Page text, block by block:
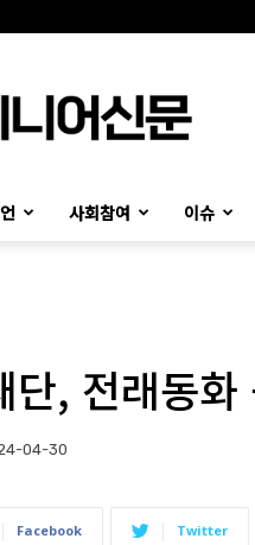
시
사회참여 이슈
단, 전래동화
04-30
Facebook Twitter